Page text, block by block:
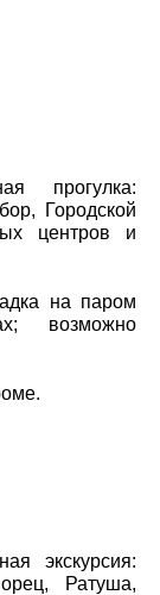
прогулка:
Городской
центров и
на паром
возможно
экскурсия:
Ратуша,